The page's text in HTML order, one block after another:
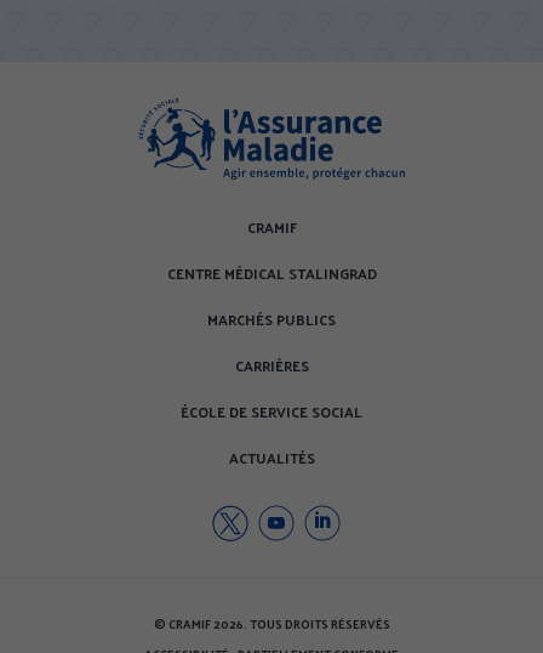
CRAMIF
CENTRE MÉDICAL STALINGRAD
MARCHÉS PUBLICS
CARRIÈRES
ÉCOLE DE SERVICE SOCIAL
ACTUALITÉS
Twitter
de
(nouvelle
Youtube
de
(nouvelle
Youtube
de
(nouvelle
© CRAMIF 2026. TOUS DROITS RÉSERVÉS